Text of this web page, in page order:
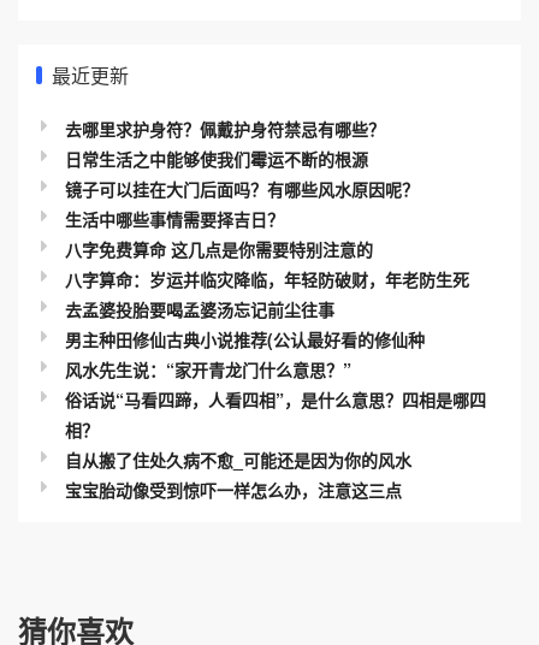
最近更新
去哪里求护身符？佩戴护身符禁忌有哪些？
日常生活之中能够使我们霉运不断的根源
镜子可以挂在大门后面吗？有哪些风水原因呢？
生活中哪些事情需要择吉日？
八字免费算命 这几点是你需要特别注意的
八字算命：岁运并临灾降临，年轻防破财，年老防生死
去孟婆投胎要喝孟婆汤忘记前尘往事
男主种田修仙古典小说推荐(公认最好看的修仙种
风水先生说：“家开青龙门什么意思？”
俗话说“马看四蹄，人看四相”，是什么意思？四相是哪四
相？
自从搬了住处久病不愈_可能还是因为你的风水
宝宝胎动像受到惊吓一样怎么办，注意这三点
猜你喜欢